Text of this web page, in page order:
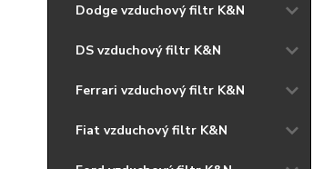
Dodge vzduchový filtr K&N
DS vzduchový filtr K&N
Ferrari vzduchový filtr K&N
Fiat vzduchový filtr K&N